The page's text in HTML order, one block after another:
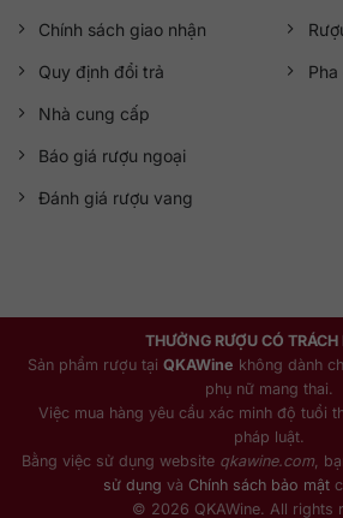
Chính sách giao nhận
Quy định đổi trả
Nhà cung cấp
Báo giá rượu ngoại
Đánh giá rượu vang
THƯỞNG RƯỢU CÓ
Sản phẩm rượu tại QKAWine không dành
phụ nữ mang thai.
Việc mua hàng yêu cầu xác minh độ tuổi
pháp luật.
Bằng việc sử dụng website qkawine.com ,
sử dụng và Chính sách bảo mật
© 2026 QKAWine. All rights